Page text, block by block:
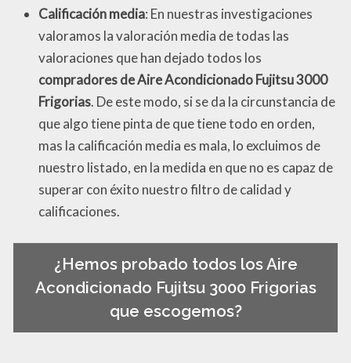
Calificación media: En nuestras investigaciones
valoramos la valoración media de todas las
valoraciones que han dejado todos los
compradores de Aire Acondicionado Fujitsu 3000
Frigorias. De este modo, si se da la circunstancia de
que algo tiene pinta de que tiene todo en orden,
mas la calificación media es mala, lo excluimos de
nuestro listado, en la medida en que no es capaz de
superar con éxito nuestro filtro de calidad y
calificaciones.
¿Hemos probado todos los Aire
Acondicionado Fujitsu 3000 Frigorias
que escogemos?